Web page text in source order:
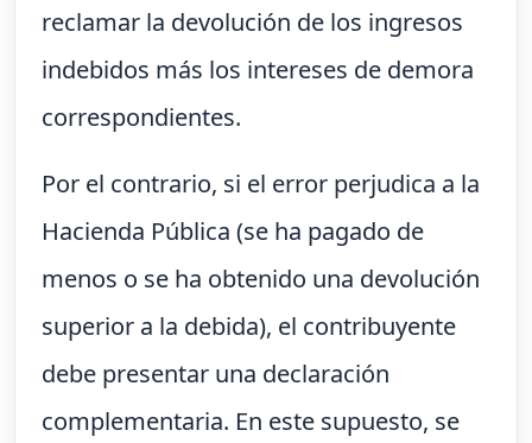
reclamar la devolución de los ingresos
indebidos más los intereses de demora
correspondientes.
Por el contrario, si el error perjudica a la
Hacienda Pública (se ha pagado de
menos o se ha obtenido una devolución
superior a la debida), el contribuyente
debe presentar una declaración
complementaria. En este supuesto, se